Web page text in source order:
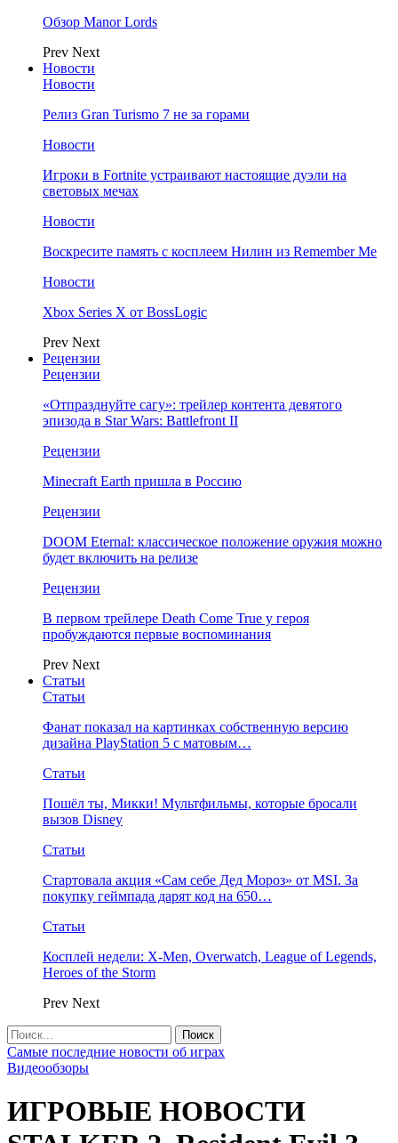
Обзор Manor Lords
Prev Next
Новости
Новости
Релиз Gran Turismo 7 не за горами
Новости
Игроки в Fortnite устраивают настоящие дуэли на
световых мечах
Новости
Воскресите память с косплеем Нилин из Remember Me
Новости
Xbox Series X от BossLogic
Prev Next
Рецензии
Рецензии
«Отпразднуйте сагу»: трейлер контента девятого
эпизода в Star Wars: Battlefront II
Рецензии
Minecraft Earth пришла в Россию
Рецензии
DOOM Eternal: классическое положение оружия можно
будет включить на релизе
Рецензии
В первом трейлере Death Come True у героя
пробуждаются первые воспоминания
Prev Next
Статьи
Статьи
Фанат показал на картинках собственную версию
дизайна PlayStation 5 с матовым…
Статьи
Пошёл ты, Микки! Мультфильмы, которые бросали
вызов Disney
Статьи
Стартовала акция «Сам себе Дед Мороз» от MSI. За
покупку геймпада дарят код на 650…
Статьи
Косплей недели: X-Men, Overwatch, League of Legends,
Heroes of the Storm
Prev Next
Самые последние новости об играх
Видеообзоры
ИГРОВЫЕ НОВОСТИ